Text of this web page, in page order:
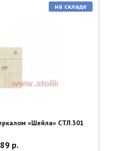
«Шейла» СТЛ.301
на складе
р.